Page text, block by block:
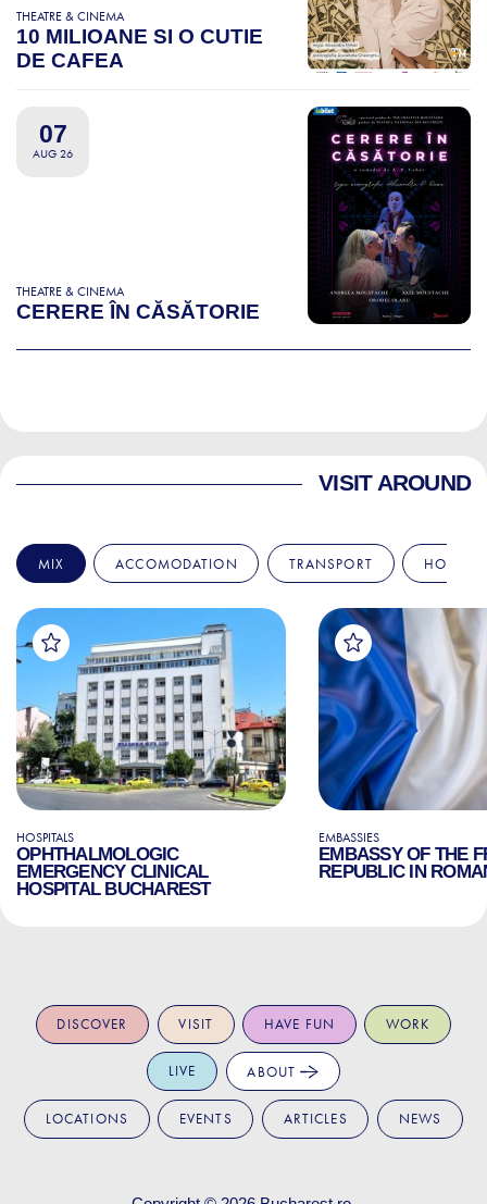
THEATRE & CINEMA
10 MILIOANE SI O CUTIE
DE CAFEA
07
AUG 26
THEATRE & CINEMA
CERERE ÎN CĂSĂTORIE
VISIT AROUND
MIX ACCOMODATION TRANSPORT
HOSPITALS
OPHTHALMOLOGIC
EMERGENCY CLINICAL
HOSPITAL BUCHAREST
EMBASSIES
EMBASSY OF THE
REPUBLIC IN
DISCOVER VISIT HAVE FUN WORK
LIVE ABOUT
LOCATIONS EVENTS ARTICLES NEWS